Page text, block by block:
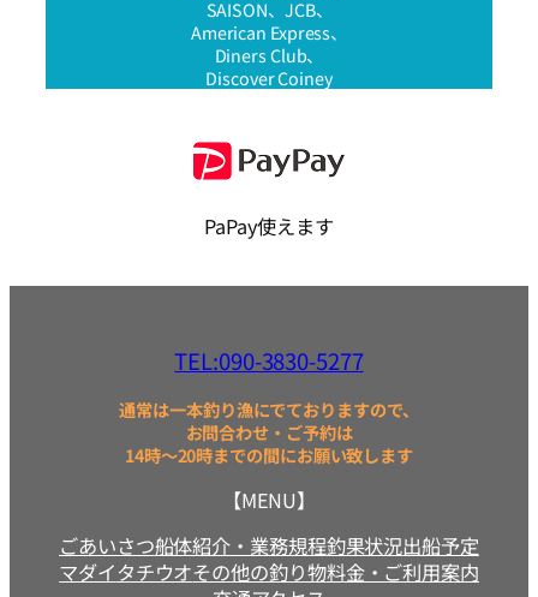
SAISON、JCB、
American Express、
Diners Club、
Discover Coiney
PaPay使えます
TEL:090-3830-5277
通常は一本釣り漁にでておりますので、
お問合わせ・ご予約は
14時～20時までの間にお願い致します
【MENU】
ごあいさつ船体紹介・業務規程釣果状況出船予定
マダイタチウオその他の釣り物料金・ご利用案内